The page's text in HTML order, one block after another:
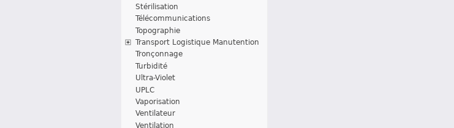
Stérilisation
Télécommunications
Topographie
Transport Logistique Manutention
Tronçonnage
Turbidité
Ultra-Violet
UPLC
Vaporisation
Ventilateur
Ventilation